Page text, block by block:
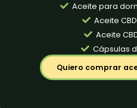
Aceite para
Aceite
Aceite
Cápsulas
Quiero comprar